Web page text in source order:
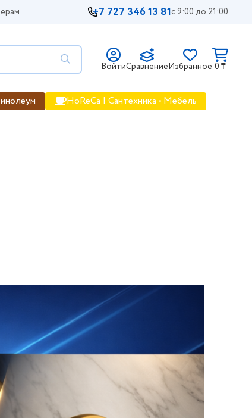
+7 727 346 13 81с 9:00 до 21:00
ВойтиСравнениеИзбранное 0 ₸
HoReCa | Сантехника • Мебель